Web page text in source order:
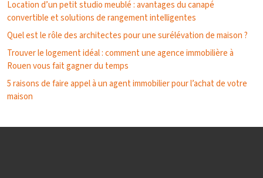
Location d’un petit studio meublé : avantages du canapé
convertible et solutions de rangement intelligentes
Quel est le rôle des architectes pour une surélévation de maison ?
Trouver le logement idéal : comment une agence immobilière à
Rouen vous fait gagner du temps
5 raisons de faire appel à un agent immobilier pour l’achat de votre
maison